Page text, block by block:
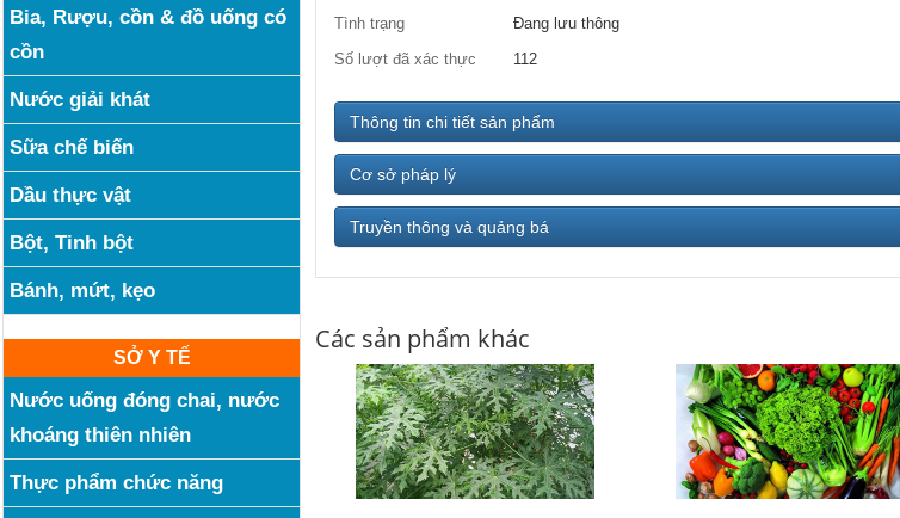
Bia, Rượu, cồn & đồ uống có
cồn
Nước giải khát
Sữa chế biến
Dầu thực vật
Bột, Tinh bột
Bánh, mứt, kẹo
SỞ Y TẾ
Nước uống đóng chai, nước
khoáng thiên nhiên
Thực phẩm chức năng
Tình trạng
Đang lưu thông
Số lượt đã xác thực
112
Thông tin chi tiết sản phẩm
Cơ sở pháp lý
Truyền thông và quảng bá
Các sản phẩm khác